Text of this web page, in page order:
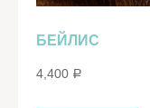
БЕЙЛИС
4,400 Р